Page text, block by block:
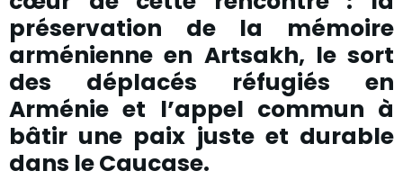
préservation de la mémoire
arménienne en Artsakh, le sort
des déplacés réfugiés en
Arménie et l’appel commun à
bâtir une paix juste et durable
dans le Caucase.